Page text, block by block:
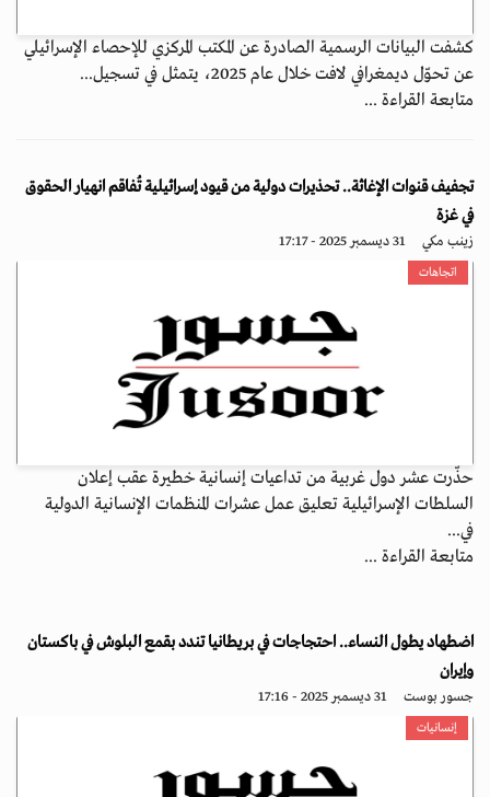
كشفت البيانات الرسمية الصادرة عن المكتب المركزي للإحصاء الإسرائيلي
عن تحوّل ديمغرافي لافت خلال عام 2025، يتمثل في تسجيل...
متابعة القراءة ...
تجفيف قنوات الإغاثة.. تحذيرات دولية من قيود إسرائيلية تُفاقم انهيار الحقوق
في غزة
زينب مكي 31 ديسمبر 2025 - 17:17
اتجاهات
حذّرت عشر دول غربية من تداعيات إنسانية خطيرة عقب إعلان
السلطات الإسرائيلية تعليق عمل عشرات المنظمات الإنسانية الدولية
في...
متابعة القراءة ...
اضطهاد يطول النساء.. احتجاجات في بريطانيا تندد بقمع البلوش في باكستان
وإيران
جسور بوست 31 ديسمبر 2025 - 17:16
إنسانيات